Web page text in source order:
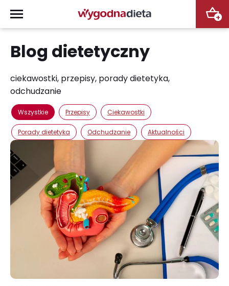
+
Blog dietetyczny
ciekawostki, przepisy, porady dietetyka,
odchudzanie
Wszystkie Przepisy Ciekawostki
Porady dietetyka Odchudzanie Aktualności